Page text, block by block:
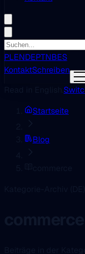
PLENDEPTNBES
KontaktSchreiben
Startseite
Blog